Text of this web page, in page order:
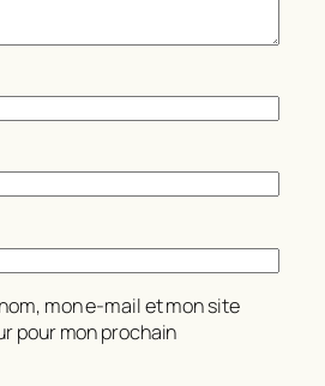
mon e-mail et mon site
pour mon prochain